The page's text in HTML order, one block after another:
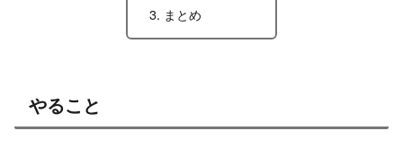
まとめ
やること